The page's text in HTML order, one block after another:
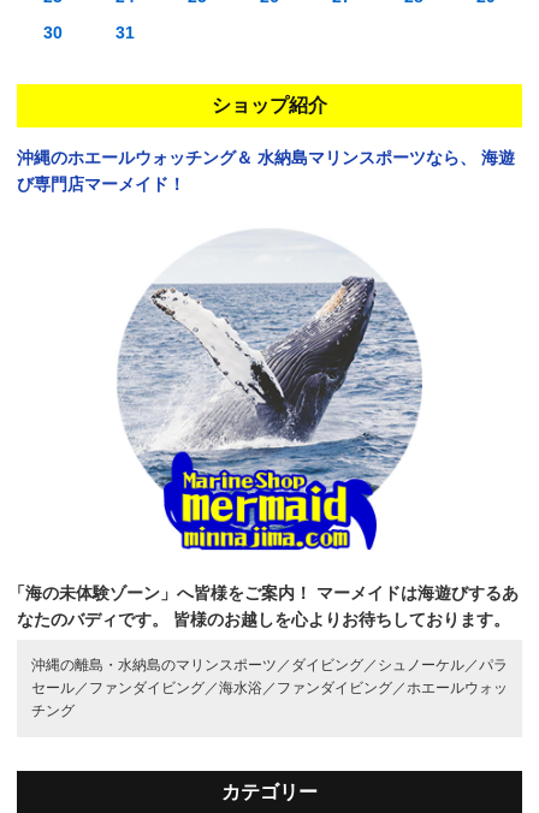
30
31
ショップ紹介
沖縄のホエールウォッチング＆ 水納島マリンスポーツなら、
海遊
び専門店マーメイド！
「海の未体験ゾーン」へ皆様をご案内！
マーメイドは海遊びするあ
なたのバディです。
皆様のお越しを心よりお待ちしております。
沖縄の離島・水納島のマリンスポーツ／ ダイビング／ シュノーケル／ パラ
セール／ ファンダイビング／海水浴／ ファンダイビング／ ホエールウォッ
チング
カテゴリー